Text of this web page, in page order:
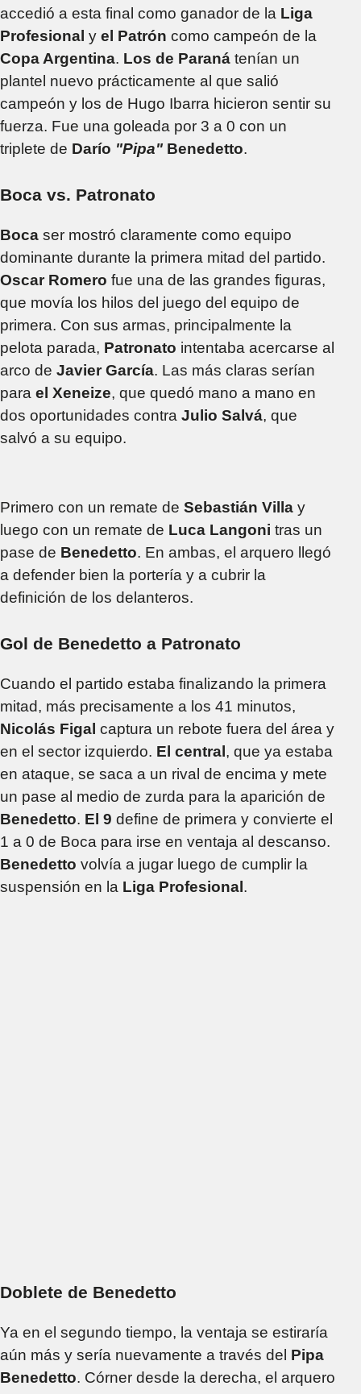
accedió a esta final como ganador de la Liga
Profesional y el Patrón como campeón de la
Copa Argentina. Los de Paraná tenían un
plantel nuevo prácticamente al que salió
campeón y los de Hugo Ibarra hicieron sentir su
fuerza. Fue una goleada por 3 a 0 con un
triplete de Darío "Pipa" Benedetto.
Boca vs. Patronato
Boca ser mostró claramente como equipo
dominante durante la primera mitad del partido.
Oscar Romero fue una de las grandes figuras,
que movía los hilos del juego del equipo de
primera. Con sus armas, principalmente la
pelota parada, Patronato intentaba acercarse al
arco de Javier García. Las más claras serían
para el Xeneize, que quedó mano a mano en
dos oportunidades contra Julio Salvá, que
salvó a su equipo.
Primero con un remate de Sebastián Villa y
luego con un remate de Luca Langoni tras un
pase de Benedetto. En ambas, el arquero llegó
a defender bien la portería y a cubrir la
definición de los delanteros.
Gol de Benedetto a Patronato
Cuando el partido estaba finalizando la primera
mitad, más precisamente a los 41 minutos,
Nicolás Figal captura un rebote fuera del área y
en el sector izquierdo. El central , que ya estaba
en ataque, se saca a un rival de encima y mete
un pase al medio de zurda para la aparición de
Benedetto. El 9 define de primera y convierte el
1 a 0 de Boca para irse en ventaja al descanso.
Benedetto volvía a jugar luego de cumplir la
suspensión en la Liga Profesional .
Doblete de Benedetto
Ya en el segundo tiempo, la ventaja se estiraría
aún más y sería nuevamente a través del Pipa
Benedetto. Córner desde la derecha, el arquero